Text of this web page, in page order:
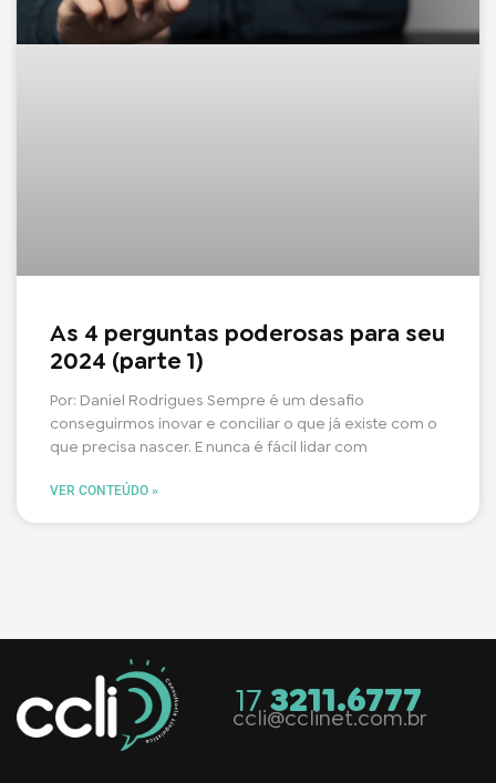
As 4 perguntas poderosas para seu
2024 (parte 1)
Por: Daniel Rodrigues Sempre é um desafio
conseguirmos inovar e conciliar o que já existe com o
que precisa nascer. E nunca é fácil lidar com
VER CONTEÚDO »
173211.6777
ccli@cclinet.com.br